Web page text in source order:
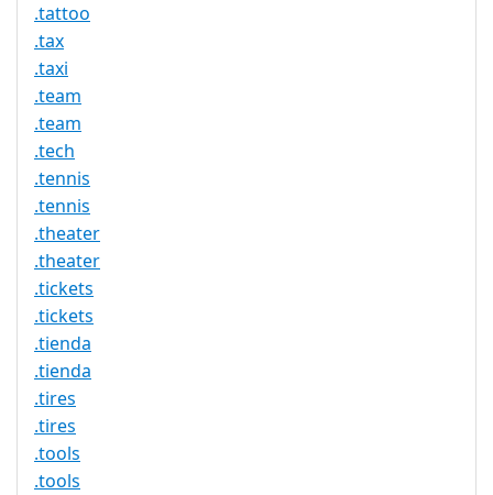
.tattoo
.tax
.taxi
.team
.team
.tech
.tennis
.tennis
.theater
.theater
.tickets
.tickets
.tienda
.tienda
.tires
.tires
.tools
.tools